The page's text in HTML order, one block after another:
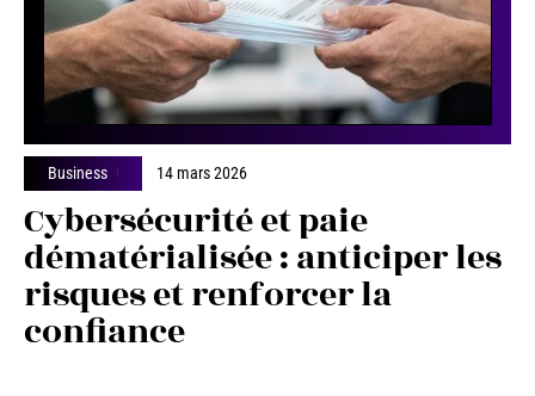
Business 14 mars 2026
Cybersécurité et paie
dématérialisée : anticiper les
risques et renforcer la
confiance